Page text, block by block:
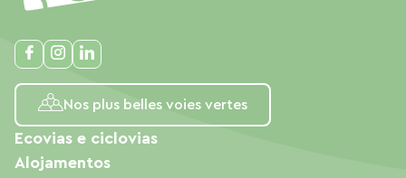
Nos plus belles voies vertes
Ecovias e ciclovias
Alojamentos